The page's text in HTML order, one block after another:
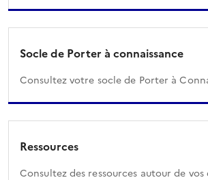
Socle de Porter à connaissance
Consultez votre socle de Porter à
Ressources
Consultez des ressources autour de